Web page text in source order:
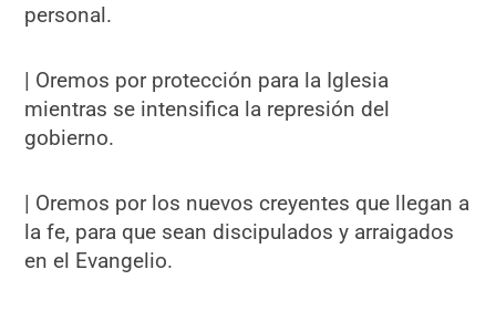
personal.
| Oremos por protección para la Iglesia
mientras se intensifica la represión del
gobierno.
| Oremos por los nuevos creyentes que llegan a
la fe, para que sean discipulados y arraigados
en el Evangelio.